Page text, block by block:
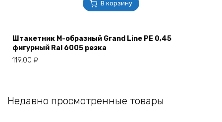
В корзину
Штакетник М-образный Grand Line РЕ 0,45
фигурный Ral 6005 резка
119,00 ₽
Недавно просмотренные товары